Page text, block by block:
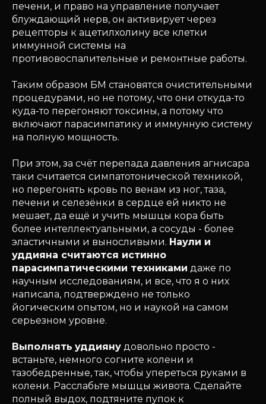
печени, и право на управление получает
блуждающий нерв, он активирует через
рецепторы к ацетилхолину все клетки
иммунной системы на
противовоспалительные и ремонтные работы.
Таким образом БМ становятся очистительными
процедурами, но не потому, что они откуда-то
куда-то перегоняют токсины, а потому что
включают парасимпатику и иммунную систему
на полную мощность.
При этом, за счёт перепада давления агнисара
таки считается симпатотонической техникой,
но перегонять кровь по венам из ног, таза,
печени и селезёнки в сердце ей никто не
мешает, да ещё и учить мышцы кора быть
более интеллектуальными, а сосуды - более
эластичными и выносливыми. Наули и
уддияна считаются истинно
парасимпатическими техниками даже по
научным исследованиям, и все, что я о них
написала, подтверждено не только
йогическим опытом, но и наукой на самом
серьезном уровне.
Выполнять уддияну довольно просто -
встаньте, немного согните колени и
тазобедренные, так, чтобы упереться руками в
колени. Расслабьте мышцы живота. Сделайте
полный выдох, подтяните пупок к